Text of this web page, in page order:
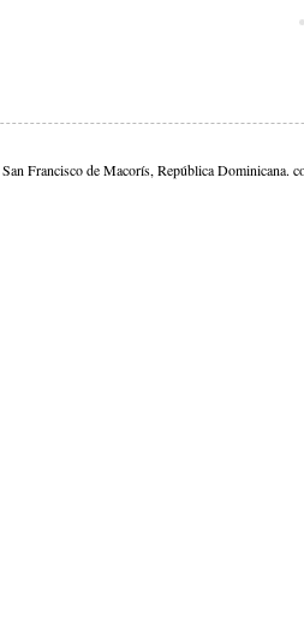
San Francisco de Macorís, República Dominicana.